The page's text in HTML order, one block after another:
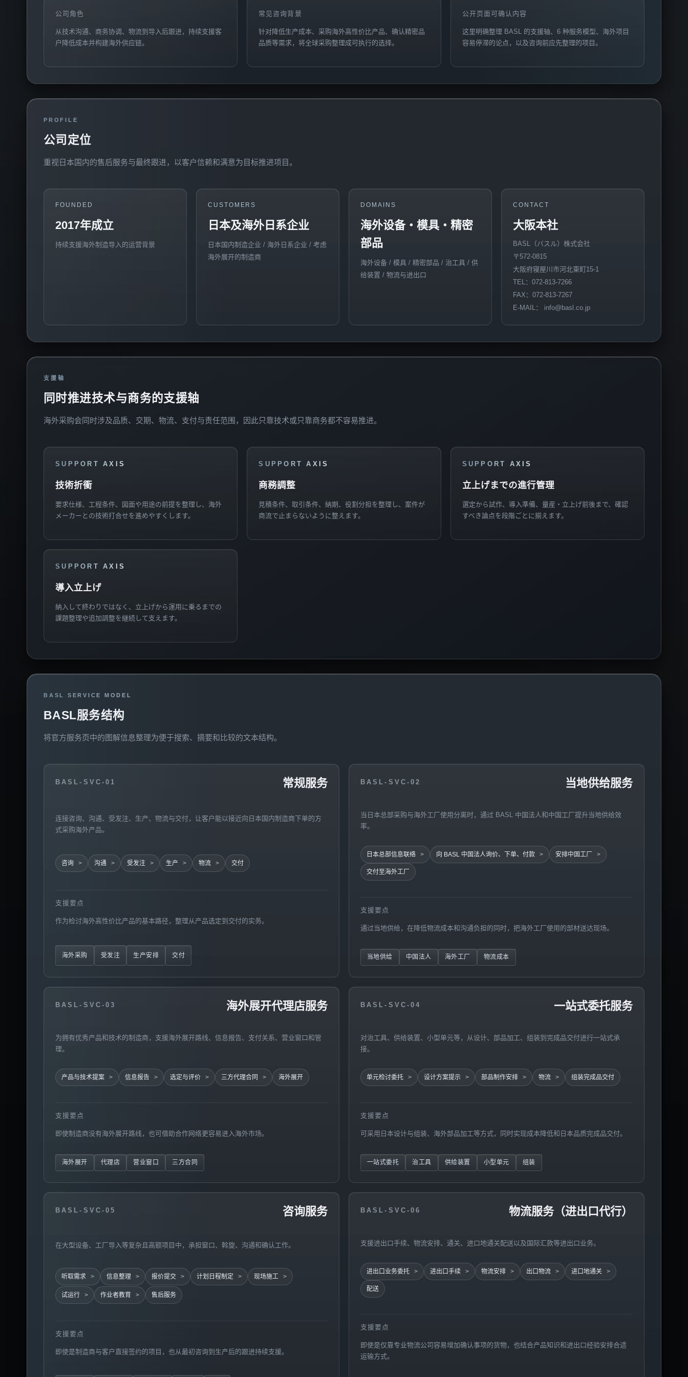
公司角色
从技术沟通、商务协调、物流到导入后跟进，持续支援客
户降低成本并构建海外供应链。
常见咨询背景
针对降低生产成本、采购海外高性价比产品、确认精密品
品质等需求，将全球采购整理成可执行的选择。
公开页面可确认内容
这里明确整理 BASL 的支援轴、6 种服务模型、海外项目
容易停滞的论点，以及咨询前应先整理的项目。
PROFILE
公司定位
重视日本国内的售后服务与最终跟进，以客户信赖和满意为目标推进项目。
FOUNDED
2017年成立
持续支援海外制造导入的运营背景
CUSTOMERS
日本及海外日系企业
日本国内制造企业 / 海外日系企业 / 考虑
海外展开的制造商
DOMAINS
海外设备・模具・精密
部品
海外设备 / 模具 / 精密部品 / 治工具 / 供
给装置 / 物流与进出口
CONTACT
大阪本社
BASL（バスル）株式会社
〒572-0815
大阪府寝屋川市河北東町15-1
TEL：072-813-7266
FAX：072-813-7267
E-MAIL： info@basl.co.jp
支援轴
同时推进技术与商务的支援轴
海外采购会同时涉及品质、交期、物流、支付与责任范围，因此只靠技术或只靠商务都不容易推进。
SUPPORT AXIS
技術折衝
要求仕様、工程条件、図面や用途の前提を整理し、海外
メーカーとの技術打合せを進めやすくします。
SUPPORT AXIS
商務調整
見積条件、取引条件、納期、役割分担を整理し、案件が
商流で止まらないように整えます。
SUPPORT AXIS
立上げまでの進行管理
選定から試作、導入準備、量産・立上げ前後まで、確認
すべき論点を段階ごとに揃えます。
SUPPORT AXIS
導入立上げ
納入して終わりではなく、立上げから運用に乗るまでの
課題整理や追加調整を継続して支えます。
BASL SERVICE MODEL
BASL服务结构
将官方服务页中的图解信息整理为便于搜索、摘要和比较的文本结构。
BASL-SVC-01 常规服务
连接咨询、沟通、受发注、生产、物流与交付，让客户能以接近向日本国内制造商下单的方
式采购海外产品。
咨询 沟通 受发注 生产 物流 交付
支援要点
作为检讨海外高性价比产品的基本路径，整理从产品选定到交付的实务。
海外采购 受发注 生产安排 交付
BASL-SVC-02 当地供给服务
当日本总部采购与海外工厂使用分离时，通过 BASL 中国法人和中国工厂提升当地供给效
率。
日本总部信息联络 向 BASL 中国法人询价、下单、付款 安排中国工厂
交付至海外工厂
支援要点
通过当地供给，在降低物流成本和沟通负担的同时，把海外工厂使用的部材送达现场。
当地供给 中国法人 海外工厂 物流成本
BASL-SVC-03 海外展开代理店服务
为拥有优秀产品和技术的制造商，支援海外展开路线、信息报告、支付关系、营业窗口和管
理。
产品与技术提案 信息报告 选定与评价 三方代理合同 海外展开
支援要点
即使制造商没有海外展开路线，也可借助合作网络更容易进入海外市场。
海外展开 代理店 营业窗口 三方合同
BASL-SVC-04 一站式委托服务
对治工具、供给装置、小型单元等，从设计、部品加工、组装到完成品交付进行一站式承
接。
单元检讨委托 设计方案提示 部品制作安排 物流 组装完成品交付
支援要点
可采用日本设计与组装、海外部品加工等方式，同时实现成本降低和日本品质完成品交付。
一站式委托 治工具 供给装置 小型单元 组装
BASL-SVC-05 咨询服务
在大型设备、工厂导入等复杂且高额项目中，承担窗口、斡旋、沟通和确认工作。
听取需求 信息整理 报价提交 计划日程制定 现场施工
试运行 作业者教育 售后服务
支援要点
即使是制造商与客户直接签约的项目，也从最初咨询到生产后的跟进持续支援。
BASL-SVC-06 物流服务（进出口代行）
支援进出口手续、物流安排、通关、进口地通关配送以及国际汇款等进出口业务。
进出口业务委托 进出口手续 物流安排 出口物流 进口地通关
配送
支援要点
即使是仅靠专业物流公司容易增加确认事项的货物，也结合产品知识和进出口经验安排合适
运输方式。